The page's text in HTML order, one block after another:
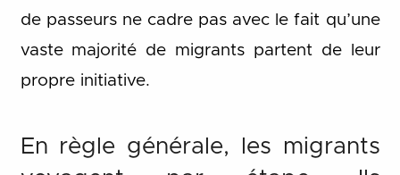
de passeurs ne cadre pas avec le fait qu’une
vaste majorité de migrants partent de leur
propre initiative.
En règle générale, les migrants